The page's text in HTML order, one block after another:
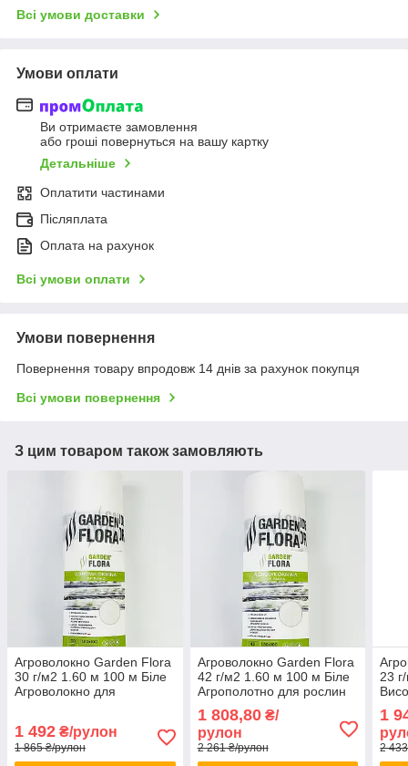
Всі умови доставки
Умови оплати
Ви отримаєте замовлення
або гроші повернуться на вашу картку
Детальніше
Оплатити частинами
Післяплата
Оплата на рахунок
Всі умови оплати
Умови повернення
Повернення товару впродовж 14 днів за рахунок покупця
Всі умови повернення
З цим товаром також замовляють
Агроволокно Garden Flora
30 г/м2 1.60 м 100 м Біле
Агроволокно для
1 492 ₴/рулон
1 865 ₴/рулон
Агроволокно Garden Flora
42 г/м2 1.60 м 100 м Біле
Агрополотно для рослин
грядок
1 808,80₴/
рулон
2 261 ₴/рулон
23
1
2